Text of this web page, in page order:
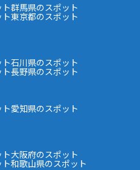
群馬県のスポット
東京都のスポット
石川県のスポット
長野県のスポット
愛知県のスポット
大阪府のスポット
和歌山県のスポット